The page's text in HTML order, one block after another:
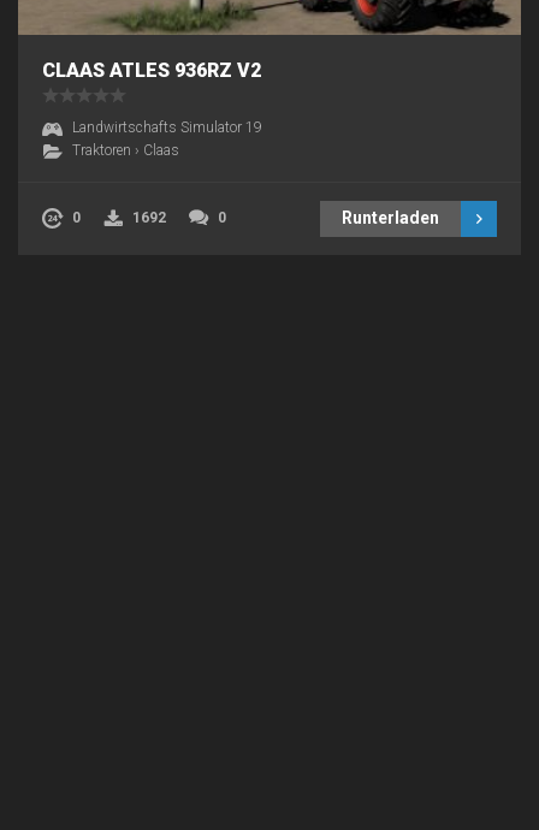
CLAAS ATLES 936RZ V2
Landwirtschafts Simulator 19
Traktoren › Claas
0 1692 0 Runterladen